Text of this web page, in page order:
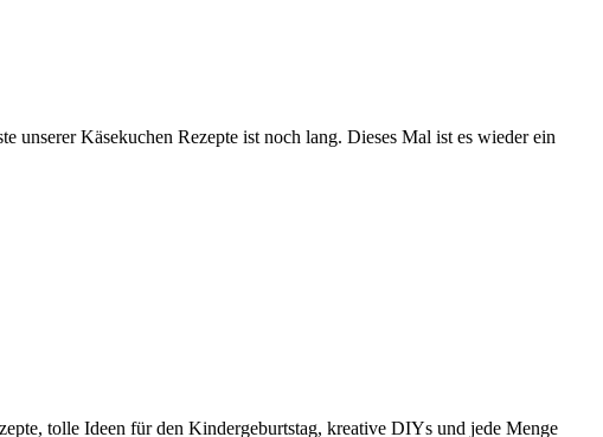
Käsekuchen Rezepte ist noch lang. Dieses Mal ist es wieder ein
tolle Ideen für den Kindergeburtstag, kreative DIYs und jede Menge